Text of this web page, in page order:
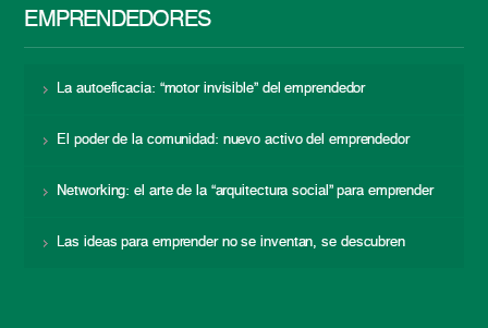
EMPRENDEDORES
La autoeficacia: “motor invisible” del emprendedor
El poder de la comunidad: nuevo activo del emprendedor
Networking: el arte de la “arquitectura social” para emprender
Las ideas para emprender no se inventan, se descubren